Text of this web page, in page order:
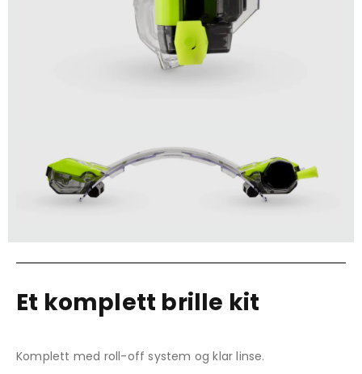
Et komplett brille kit
Komplett med roll-off system og klar linse.